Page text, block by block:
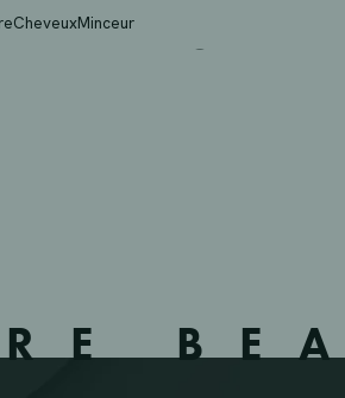
CheveuxMinceur
– IZEGEM –